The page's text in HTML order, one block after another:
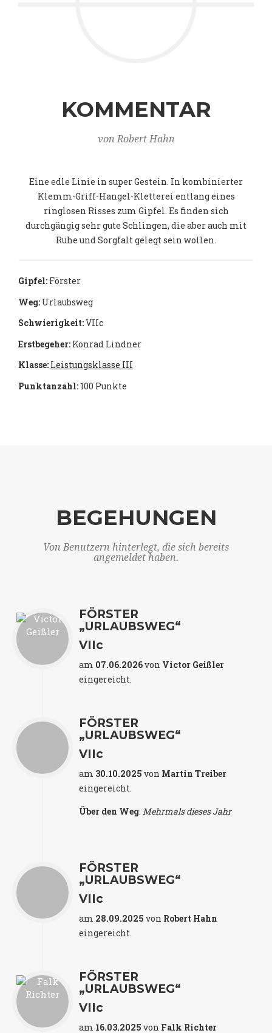
KOMMENTAR
von Robert Hahn
Eine edle Linie in super Gestein. In kombinierter
Klemm-Griff-Hangel-Kletterei entlang eines
ringlosen Risses zum Gipfel. Es finden sich
durchgängig sehr gute Schlingen, die aber auch mit
Ruhe und Sorgfalt gelegt sein wollen.
Gipfel: Förster
Weg: Urlaubsweg
Schwierigkeit:VIIc
Erstbegeher: Konrad Lindner
Klasse: Leistungsklasse III
Punktanzahl: 100 Punkte
BEGEHUNGEN
Von Benutzern hinterlegt, die sich bereits
angemeldet haben.
FÖRSTER
„URLAUBSWEG“
VIIc
am 07.06.2026von Victor Geißler
eingereicht.
FÖRSTER
„URLAUBSWEG“
VIIc
am 30.10.2025 von Martin Treiber
eingereicht.
Über den Weg: Mehrmals dieses Jahr
FÖRSTER
„URLAUBSWEG“
VIIc
am 28.09.2025 von Robert Hahn
eingereicht.
FÖRSTER
„URLAUBSWEG“
VIIc
am 16.03.2025 von Falk Richter